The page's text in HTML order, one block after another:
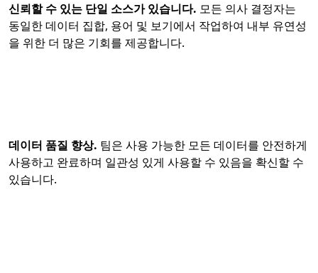
신뢰할 수 있는 단일 소스가 있습니다. 모든 의사 결정자는
동일한 데이터 집합, 용어 및 보기에서 작업하여 내부 유연성
을 위한 더 많은 기회를 제공합니다.
데이터 품질 향상. 팀은 사용 가능한 모든 데이터를 안전하게
사용하고 완료하며 일관성 있게 사용할 수 있음을 확신할 수
있습니다.